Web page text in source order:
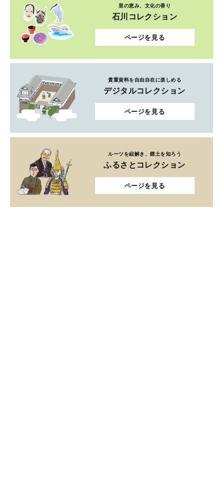
里の恵み、文化の香り
石川コレクション
ページを見る
貴重資料を自由自在に楽しめる
デジタルコレクション
ページを見る
ルーツを紐解き、郷土を知ろう
ふるさとコレクション
ページを見る